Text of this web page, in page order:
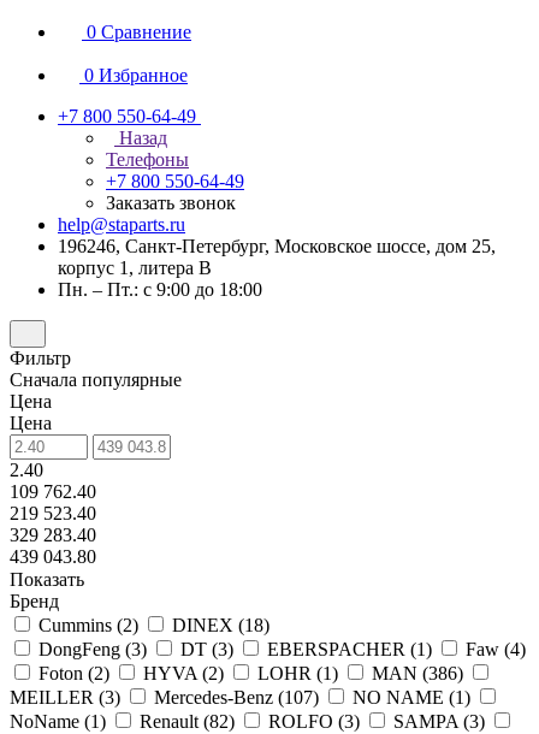
0 Сравнение
0 Избранное
+7 800 550-64-49
Назад
Телефоны
+7 800 550-64-49
Заказать звонок
help@staparts.ru
196246, Санкт-Петербург, Московское шоссе, дом 25,
корпус 1, литера В
Пн. – Пт.: с 9:00 до 18:00
Фильтр
Сначала популярные
Цена
Цена
2.40
109 762.40
219 523.40
329 283.40
439 043.80
Показать
Бренд
Cummins (2) DINEX (18)
DongFeng (3) DT (3) EBERSPACHER (1) Faw (4)
Foton (2) HYVA (2) LOHR (1) MAN (386)
MEILLER (3) Mercedes-Benz (107) NO NAME (1)
NoName (1) Renault (82) ROLFO (3) SAMPA (3)